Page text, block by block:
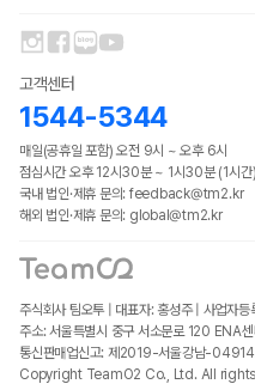
고객센터
1544-5344
매일(공휴일 포함) 오전 9시 ~ 오후 6시
점심시간 오후 12시30분 ~ 1시30분 (1시간)
국내 법인·제휴 문의: feedback@tm2.kr
해외 법인·제휴 문의: global@tm2.kr
주식회사 팀오투 | 대표자: 홍성주 | 사업
주소: 서울특별시 중구 서소문로 120 ENA센
통신판매업신고: 제2019-서울강남-04914
Copyright TeamO2 Co., Ltd. All